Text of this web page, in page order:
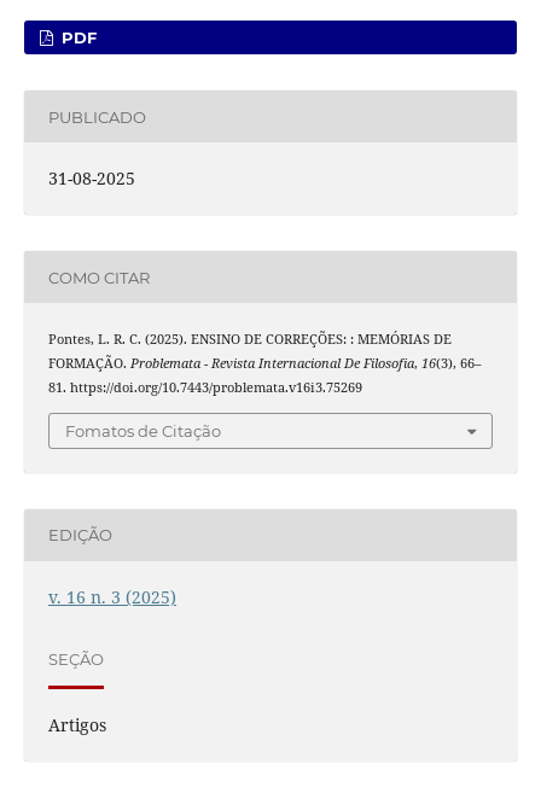
PDF
PUBLICADO
31-08-2025
COMO CITAR
Pontes, L. R. C. (2025). ENSINO DE CORREÇÕES: : MEMÓRIAS DE
FORMAÇÃO. Problemata - Revista Internacional De Filosofia, 16(3), 66–
81. https://doi.org/10.7443/problemata.v16i3.75269
Fomatos de Citação
EDIÇÃO
v. 16 n. 3 (2025)
SEÇÃO
Artigos